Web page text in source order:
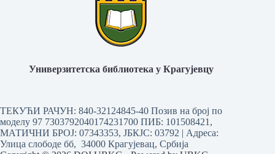
Универзитетска библиотека у Крагујевцу
ТЕКУЋИ РАЧУН: 840-32124845-40 Позив на број по
моделу 97 7303792040174231700 ПИБ: 101508421,
МАТИЧНИ БРОЈ: 07343353, ЈБКЈС: 03792 | Aдреса:
Улица слободе бб, 34000 Крагујевац, Србија